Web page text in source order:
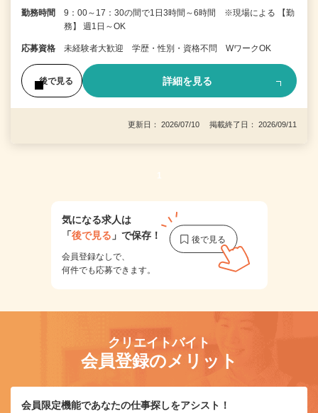
勤務時間
9：00～17：30の間で1日3時間～6時間 ※現場による 【勤
務】 週1日～OK
応募資格 未経験者大歓迎 学歴・性別・資格不問 WワークOK
後で見る 詳細を見る
更新日： 2026/07/10 掲載終了日： 2026/09/11
1
気になる求人は
「後で見る 」で保存！
会員登録なしで、
何件でも応募できます。
クリエイトバイト
会員登録のメリット
会員限定機能であなたの仕事探しをアシスト！